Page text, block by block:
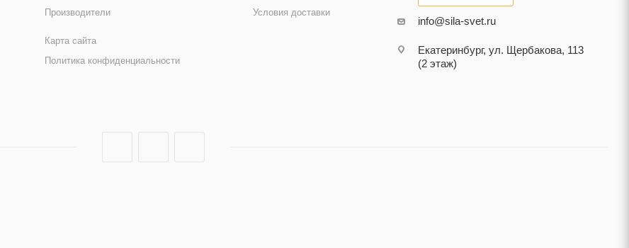
Производители
Карта сайта
Политика конфиденциальности
Условия доставки
info@sila-svet.ru
Екатеринбург, ул. Щербакова, 113
(2 этаж)